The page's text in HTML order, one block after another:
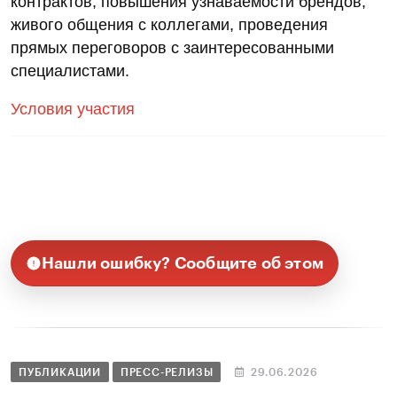
живого общения с коллегами, проведения
прямых переговоров с заинтересованными
специалистами.
Условия участия
Нашли ошибку? Сообщите об этом
ПУБЛИКАЦИИ ПРЕСС-РЕЛИЗЫ 29.06.2026